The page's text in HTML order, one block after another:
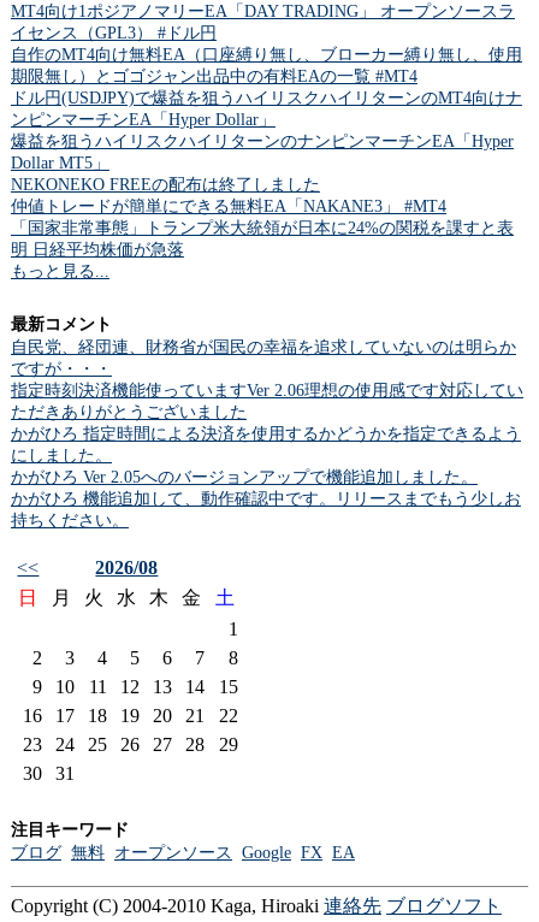
MT4向け1ポジアノマリーEA「DAY TRADING」 オープンソースラ
イセンス（GPL3） #ドル円
自作のMT4向け無料EA（口座縛り無し、ブローカー縛り無し、使用
期限無し）とゴゴジャン出品中の有料EAの一覧 #MT4
ドル円(USDJPY)で爆益を狙うハイリスクハイリターンのMT4向けナ
ンピンマーチンEA「Hyper Dollar」
爆益を狙うハイリスクハイリターンのナンピンマーチンEA「Hyper
Dollar MT5」
NEKONEKO FREEの配布は終了しました
仲値トレードが簡単にできる無料EA「NAKANE3」 #MT4
「国家非常事態」トランプ米大統領が日本に24%の関税を課すと表
明 日経平均株価が急落
もっと見る...
最新コメント
自民党、経団連、財務省が国民の幸福を追求していないのは明らか
ですが・・・
指定時刻決済機能使っていますVer 2.06理想の使用感です対応してい
ただきありがとうございました
かがひろ 指定時間による決済を使用するかどうかを指定できるよう
にしました。
かがひろ Ver 2.05へのバージョンアップで機能追加しました。
かがひろ 機能追加して、動作確認中です。リリースまでもう少しお
持ちください。
<<
2026/08
日
月 火 水 木 金
土
1
2
3 4 5 6 7
8
9
10 11 12 13 14
15
16
17 18 19 20 21
22
23
24 25 26 27 28
29
30
31
注目キーワード
ブログ 無料 オープンソース Google FX EA
Copyright (C) 2004-2010 Kaga, Hiroaki 連絡先 ブログソフト